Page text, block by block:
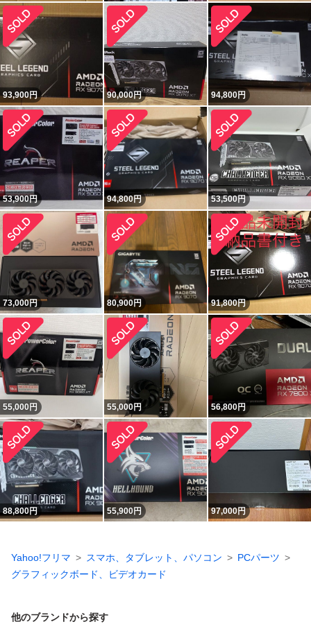
93,900円 90,000円 94,800円
53,900円 94,800円 53,500円
73,000円 80,900円 91,800円
55,000円 55,000円 56,800円
88,800円 55,900円 97,000円
Yahoo!フリマ スマホ、タブレット、パソコン
PCパーツ
グラフィックボード、ビデオカード
他のブランドから探す